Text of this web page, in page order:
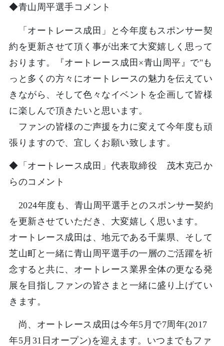
◆青山周平選手コメント
「オートレース成田」と今年度もスポンサー契
約を更新させて頂く事が出来て大変嬉しく思って
おります。『オートレース成田×青山周平』で"も
っと多くの方々にオートレースの魅力を伝えてい
きながら、そして色々なイベントを企画して皆様
に楽しんで頂きたいと思います。
ファンの皆様のご声援を力に変えて今年度も頑
張りますので、宜しくお願い致します。
◆「オートレース成田」代表取締役 茂木克己か
らのコメント
2024年度も、青山周平選手とのスポンサー契約
を更新させていただき、大変嬉しく思います。
オートレース成田は、地元である千葉県、そして
芝山町と一緒に青山周平選手の一層のご活躍を祈
念すると共に、オートレース業界全体の更なる発
展を目指しファンの皆さまと一緒に盛り上げてい
きます。
尚、オートレース成田は今年5月で7周年(2017
年5月31日オープン)を迎えます。いつまでもファ